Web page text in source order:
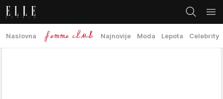
Naslovna Najnovije Moda Lepota Celebrity